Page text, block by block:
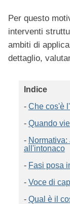
Per questo
interventi
ambiti di
dettaglio,
Indice
- Che cos'è
- Quando
-
all'intonaco
- Fasi posa
- Voce di
- Qual è il